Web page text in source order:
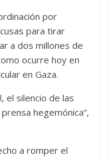
por
para tirar
a dos millones de
ocurre hoy en
en Gaza.
el silencio de las
hegemónica”,
a romper el